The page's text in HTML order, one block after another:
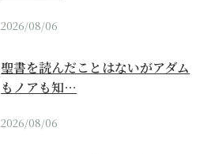
2026/08/06
聖書を読んだことはないがアダム
もノアも知…
2026/08/06